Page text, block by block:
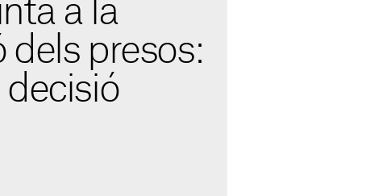
a la
dels presos:
decisió